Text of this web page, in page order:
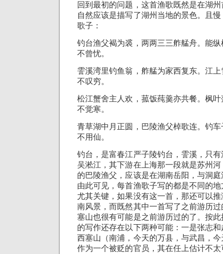
回到最初的问题，这首渔歌既然是在湖
自然应该是描写了湖州当地的景色。且
歌子：
钓台渔父褐为裘，两两三三舴艋舟。能
不曾忧。
霅溪湾里钓鱼翁，舴艋为家西复东。江
不叹穷。
松江蟹舍主人欢，菰饭莼羹亦共餐。枫
不觉寒。
青草湖中月正圆，巴陵渔父棹歌连。钓
不用仙。
钓台，是富春江严子陵钓台，霅溪，只
吴淞江，其下游在上海那一段就是苏州
的巴陵渔父，应该是在湖南岳阳，与洞
由此可见，每首渔歌子写的都是不同的
尤其关键，如果没有这一首，那还可以
南风景，而既然其中一首写了之前游历
塞山也很有可能是之前游历过的了。按
的写作还存在以下两种可能：一是张志
西塞山（南浦，今天的万县，与武昌，
作为一个被贬的官员，其在任上估计不